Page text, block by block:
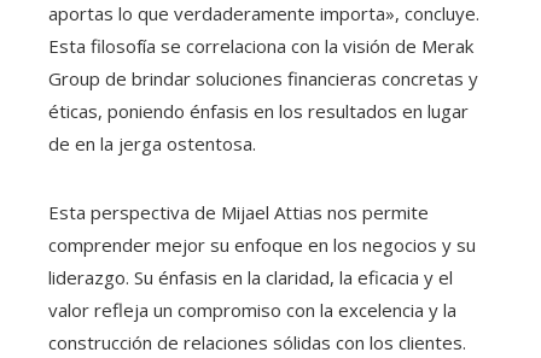
aportas lo que verdaderamente importa», concluye.
Esta filosofía se correlaciona con la visión de Merak
Group de brindar soluciones financieras concretas y
éticas, poniendo énfasis en los resultados en lugar
de en la jerga ostentosa.
Esta perspectiva de Mijael Attias nos permite
comprender mejor su enfoque en los negocios y su
liderazgo. Su énfasis en la claridad, la eficacia y el
valor refleja un compromiso con la excelencia y la
construcción de relaciones sólidas con los clientes.